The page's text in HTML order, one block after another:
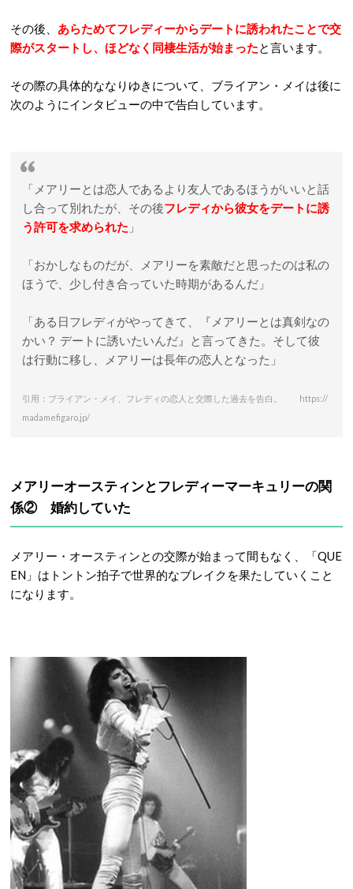
その後、 あらためてフレディーからデートに誘われたことで交
際がスタートし、ほどなく同棲生活が始まったと言います。
その際の具体的ななりゆきについて、ブライアン・メイは後に
次のようにインタビューの中で告白しています。
「メアリーとは恋人であるより友人であるほうがいいと話
し合って別れたが、その後フレディから彼女をデートに誘
う許可を求められた 」
「おかしなものだが、メアリーを素敵だと思ったのは私の
ほうで、少し付き合っていた時期があるんだ」
「ある日フレディがやってきて、『メアリーとは真剣なの
かい？ デートに誘いたいんだ』と言ってきた。そして彼
は行動に移し、メアリーは長年の恋人となった」
引用：ブライアン・メイ、フレディの恋人と交際した過去を告白。 https://
madamefigaro.jp/
メアリーオースティンとフレディーマーキュリーの関
係② 婚約していた
メアリー・オースティンとの交際が始まって間もなく、「QUE
EN」はトントン拍子で世界的なブレイクを果たしていくこと
になります。